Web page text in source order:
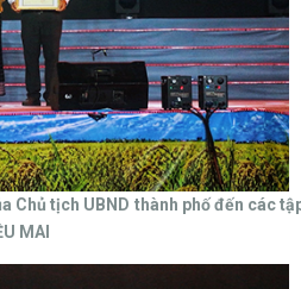
Chủ tịch UBND thành phố đến các
MAI